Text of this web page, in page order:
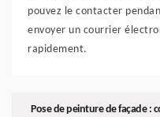
pouvez le contacter
envoyer un courrier
rapidement.
Pose de peinture de façade :